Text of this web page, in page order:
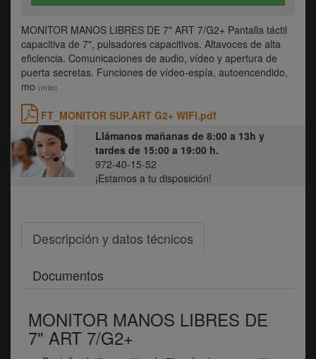
MONITOR MANOS LIBRES DE 7" ART 7/G2+ Pantalla táctil
capacitiva de 7", pulsadores capacitivos. Altavoces de alta
eficiencia. Comunicaciones de audio, vídeo y apertura de
puerta secretas. Funciones de vídeo-espía, autoencendido,
mo (más)
FT_MONITOR SUP.ART G2+ WIFI.pdf
Llámanos mañanas de 8:00 a 13h y
tardes de 15:00 a 19:00 h.
972-40-15-52
¡Estamos a tu disposición!
Descripción y datos técnicos
Documentos
MONITOR MANOS LIBRES DE
7" ART 7/G2+